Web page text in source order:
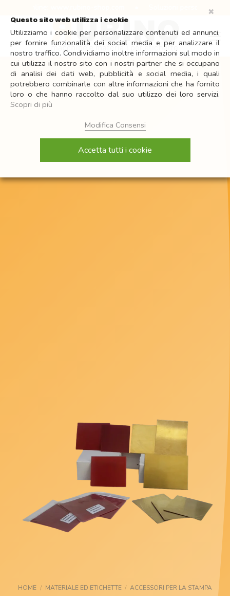
contenuti
Soluzioni personalizzate per
HOME / MATERIALE ED ETICHETTE / ACCESSORI PER LA STAMPA
Questo sito web utilizza i cookie
✖
Utilizziamo i cookie per personalizzare contenuti ed annunci,
per fornire funzionalità dei social media e per analizzare il
nostro traffico. Condividiamo inoltre informazioni sul modo in
cui utilizza il nostro sito con i nostri partner che si occupano
di analisi dei dati web, pubblicità e social media, i quali
potrebbero combinarle con altre informazioni che ha fornito
loro o che hanno raccolto dal suo utilizzo dei loro servizi.
Scopri di più
Modifica Consensi
Accetta tutti i cookie